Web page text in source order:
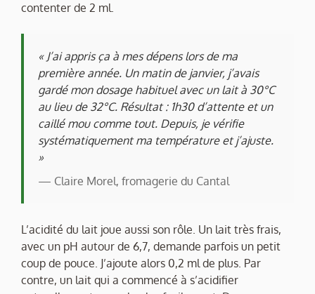
contenter de 2 ml.
« J’ai appris ça à mes dépens lors de ma
première année. Un matin de janvier, j’avais
gardé mon dosage habituel avec un lait à 30°C
au lieu de 32°C. Résultat : 1h30 d’attente et un
caillé mou comme tout. Depuis, je vérifie
systématiquement ma température et j’ajuste.
»
— Claire Morel, fromagerie du Cantal
L’acidité du lait joue aussi son rôle. Un lait très frais,
avec un pH autour de 6,7, demande parfois un petit
coup de pouce. J’ajoute alors 0,2 ml de plus. Par
contre, un lait qui a commencé à s’acidifier